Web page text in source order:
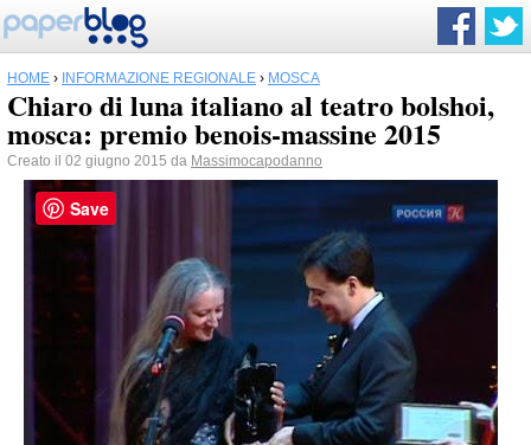
HOME › INFORMAZIONE REGIONALE › MOSCA
Chiaro di luna italiano al teatro bolshoi,
mosca: premio benois-massine 2015
Creato il 02 giugno 2015 da Massimocapodanno
Save